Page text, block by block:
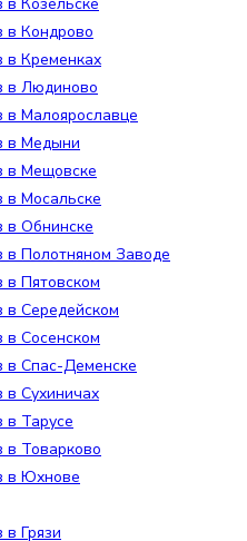
в Кондрово
в Кременках
в Людиново
в Малоярославце
в Медыни
в Мещовске
в Мосальске
в Обнинске
в Полотняном Заводе
в Пятовском
в Середейском
в Сосенском
в Спас-Деменске
в Сухиничах
в Тарусе
в Товарково
в Юхнове
Грязи